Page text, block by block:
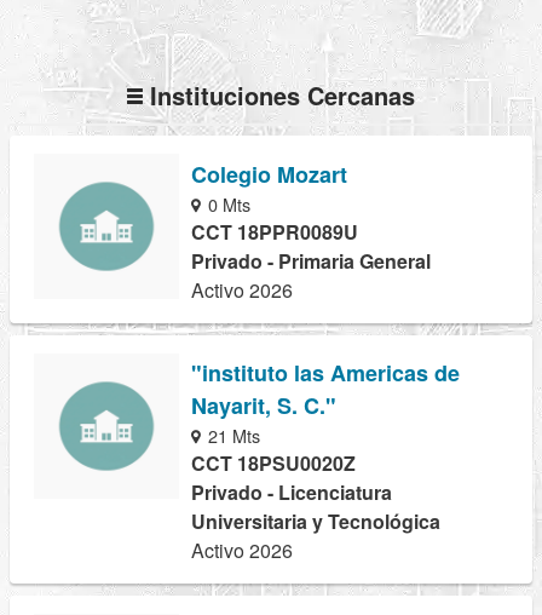
Instituciones Cercanas
Colegio Mozart
0 Mts
CCT 18PPR0089U
Privado - Primaria General
Activo 2026
"instituto las Americas de
Nayarit, S. C."
21 Mts
CCT 18PSU0020Z
Privado - Licenciatura
Universitaria y Tecnológica
Activo 2026